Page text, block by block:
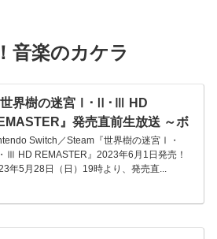
音楽のカケラ
世界樹の迷宮Ⅰ･Ⅱ･Ⅲ HD
』発売直前生放送 ～ボ
ンシャーの宴～
Switch／Steam『世界樹の迷宮Ⅰ・
Ⅲ HD REMASTER』2023年6月1日発売！
年5月28日（日）19時より、発売直...